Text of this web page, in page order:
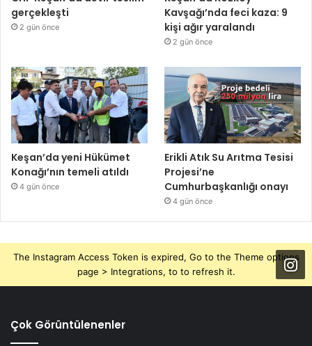
gerçekleşti
2 gün önce
Kavşağı’nda feci kaza: 9
kişi ağır yaralandı
2 gün önce
Keşan’da yeni Hükümet
Konağı’nın temeli atıldı
4 gün önce
Erikli Atık Su Arıtma Tesisi
Projesi’ne
Cumhurbaşkanlığı onayı
4 gün önce
The Instagram Access Token is expired, Go to the Theme options
page > Integrations, to to refresh it.
Çok Görüntülenenler